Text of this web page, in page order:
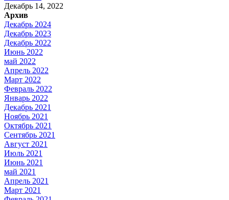
Декабрь 14, 2022
Архив
Декабрь 2024
Декабрь 2023
Декабрь 2022
Июнь 2022
май 2022
Апрель 2022
Март 2022
Февраль 2022
Январь 2022
Декабрь 2021
Ноябрь 2021
Октябрь 2021
Сентябрь 2021
Август 2021
Июль 2021
Июнь 2021
май 2021
Апрель 2021
Март 2021